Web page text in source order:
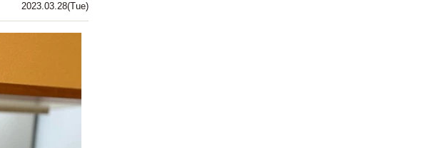
2023.03.28(Tue)